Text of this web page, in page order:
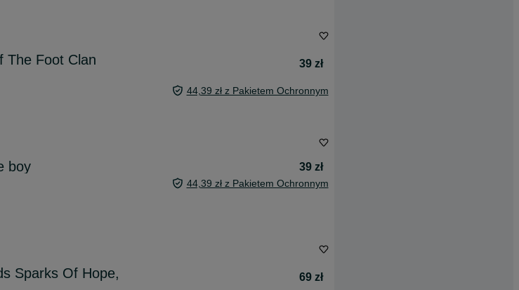
The Foot Clan
39 zł
44,39 zł z Pakietem Ochronnym
boy
39 zł
44,39 zł z Pakietem Ochronnym
Sparks Of Hope,
69 zł